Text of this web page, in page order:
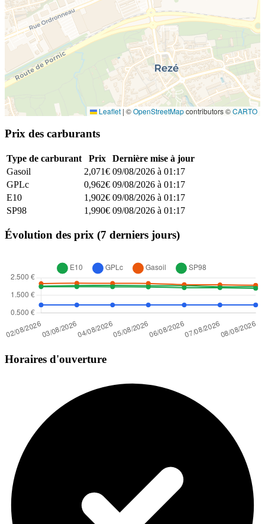
Leaflet | ©OpenStreetMapcontributors ©CARTO
Prix des carburants
Type de carburant Prix
Dernière mise à jour
Gasoil
2,071€ 09/08/2026 à 01:17
GPLc
0,962€ 09/08/2026 à 01:17
E10
1,902€ 09/08/2026 à 01:17
SP98
1,990€ 09/08/2026 à 01:17
Évolution des prix (7 derniers jours)
Horaires d'ouverture